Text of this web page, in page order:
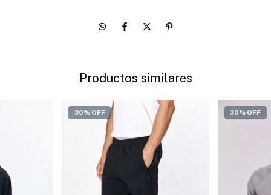
Productos similares
30% OFF 30% OFF